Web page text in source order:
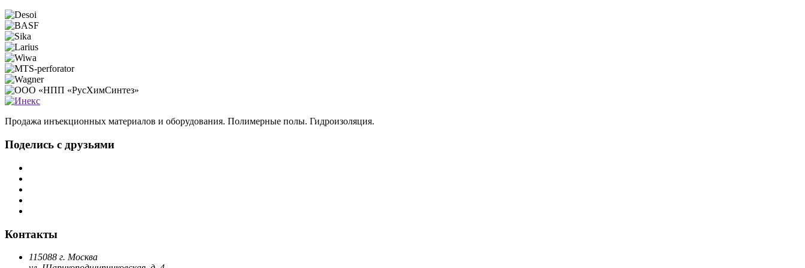
Продажа инъекционных материалов и оборудования. Полимерные полы. Гидроизоляция.
Поделись с друзьями
Контакты
115088 г. Москва